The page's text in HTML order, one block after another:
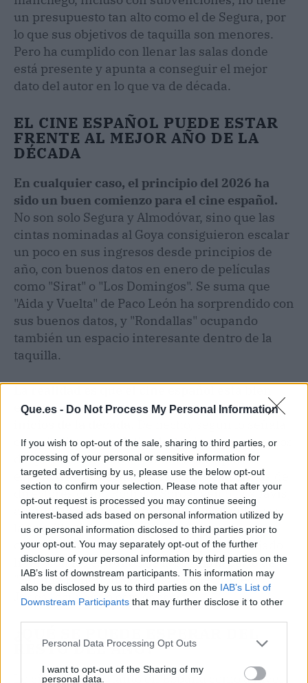
Que.es - Do Not Process My Personal Information
If you wish to opt-out of the sale, sharing to third parties, or
processing of your personal or sensitive information for
targeted advertising by us, please use the below opt-out
section to confirm your selection. Please note that after your
opt-out request is processed you may continue seeing
interest-based ads based on personal information utilized by
us or personal information disclosed to third parties prior to
your opt-out. You may separately opt-out of the further
disclosure of your personal information by third parties on the
IAB’s list of downstream participants. This information may
also be disclosed by us to third parties on the IAB’s List of
Downstream Participants that may further disclose it to other
Personal Data Processing Opt Outs
I want to opt-out of the Sharing of my
personal data.
un presupuesto tan alto como el de Segura, por
lo que sus objetivos de taquilla son menores.
Pero ha cumplido con llenar las salas donde
está presente y apunta a conseguir el mejor
dato del autor en lo que va de década.
EL CINE ESPAÑOL PUEDE ESTAR
FRENTE AL MEJOR AÑO DE LA
DÉCADA
En cualquier caso, el principio del 2026 ha
sido un buen comienzo para el cine español.
No son solo Segura y Almodóvar, sino que las
cintas nominadas al Goya consiguieron escalar
un poco en sus ingresos desde principios de
año, con buenos datos en enero de películas
como "Sirat" o "Los Domingos". Se suma que
"Aida y Vuelta" de Paco León ha sorprendido con
sus buenos datos, y "Rondallas" ocupando
también un espacio interesante dentro de la
taquilla.
encaminado para tener su mejor año desde
el periodista especializado, los buenos números
del primer trimestre, sumados a lo que se
espera de la cosecha de festivales con cintas de
directores como Rodrigo Sorogoyen o Los Javis,
apuntan a una buena relación con el público y
la taquilla. Además, hay espacio para la
comedia blanca familiar que Segura ha dejado
libre, con los estrenos de la segunda parte de
"Familia Benetton" y el regreso de "Tadeo
Jones" ocupando este espacio.
RESTO DEL AÑO?
Lo cierto es que, tanto en España como a nivel